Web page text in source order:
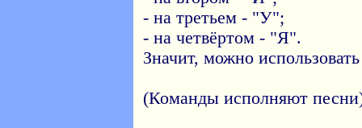
- на третьем - "У";
- на четвёртом - "Я".
Значит, можно
(Команды исполняют